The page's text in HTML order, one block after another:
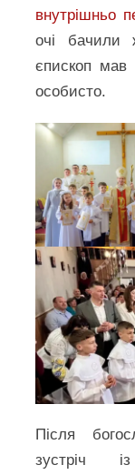
внутрішньо
очі бачили
єпископ мав
особисто.
Після
зустріч